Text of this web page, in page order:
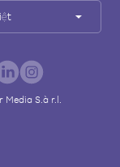
Media S.à r.l.